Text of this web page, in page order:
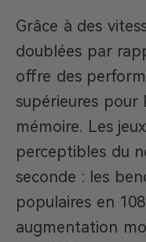
Grâce à des
doublées par
offre des
supérieures pour
mémoire. Les
perceptibles du
seconde : les
populaires en
augmentation